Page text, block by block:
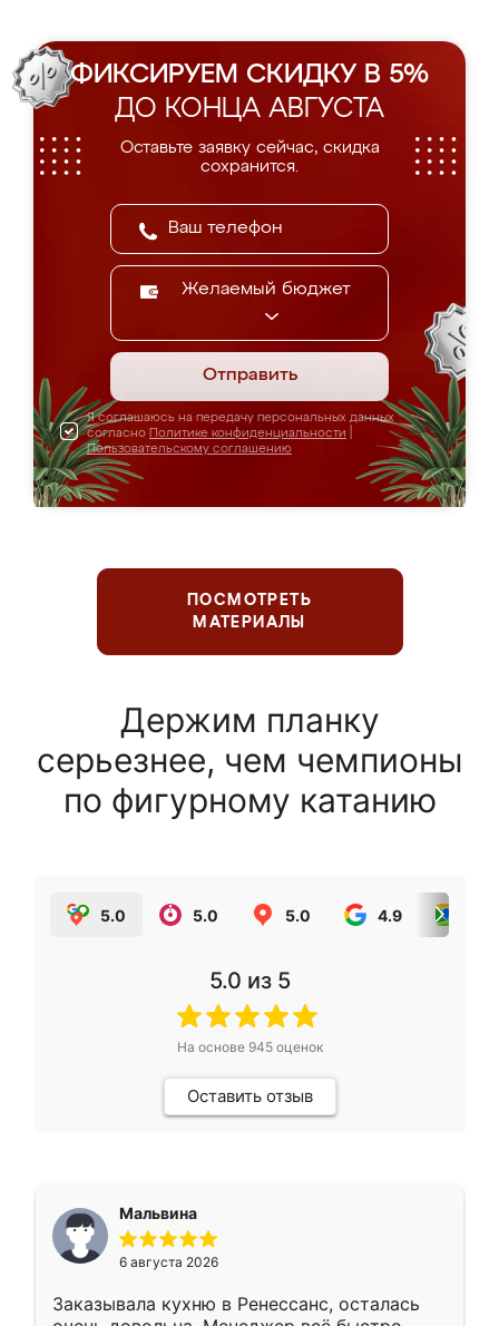
ФИКСИРУЕМ СКИДКУ В 5%
ДО КОНЦА АВГУСТА
Оставьте заявку сейчас, скидка
сохранится.
Желаемый бюджет
Отправить
Я соглашаюсь на передачу персональных данных
согласно Политике конфиденциальности
Пользовательскому соглашению
ПОСМОТРЕТЬ
МАТЕРИАЛЫ
Держим планку
серьезнее, чем чемпионы
по фигурному катанию
5.0 5.0 5.0 4.9
5.0 из 5
На основе 945оценок
Оставить отзыв
Мальвина
6 августа 2026
Заказывала кухню в Ренессанс, осталась